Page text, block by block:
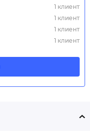
1 клиент
1 клиент
1 клиент
1 клиент